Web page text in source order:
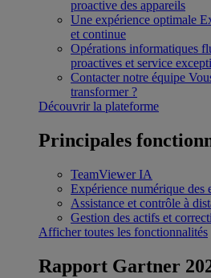
proactive des appareils
Une expérience optimale
et continue
Opérations informatiques
proactives et service
Contacter notre équipe
transformer ?
Découvrir la plateforme
Principales
TeamViewer IA
Expérience numérique des
Assistance et contrôle à
Gestion des actifs et
Afficher toutes les fonctionnalités
Rapport Gartner